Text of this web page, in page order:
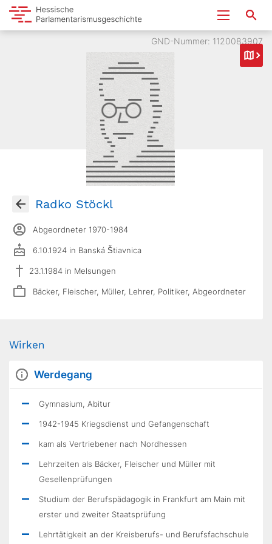
GND-Nummer: 1120083907
Radko Stöckl
Abgeordneter 1970-1984
6.10.1924 in Banská Štiavnica
23.1.1984 in Melsungen
Bäcker, Fleischer, Müller, Lehrer, Politiker, Abgeordneter
Wirken
Werdegang
Gymnasium, Abitur
1942-1945 Kriegsdienst und Gefangenschaft
kam als Vertriebener nach Nordhessen
Lehrzeiten als Bäcker, Fleischer und Müller mit
Gesellen­prüfungen
Studium der Berufspädagogik in Frankfurt am Main mit
erster und zweiter Staatsprüfung
Lehrtätigkeit an der Kreisberufs- und Berufsfachschule